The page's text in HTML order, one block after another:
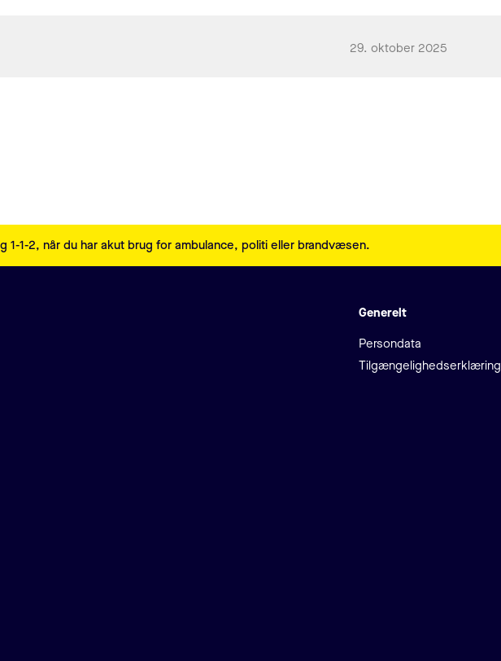
29. oktober 2025
1-1-2, når du har akut brug for ambulance, politi eller brandvæsen.
Generelt
Persondata
Tilgængelighedserklæring